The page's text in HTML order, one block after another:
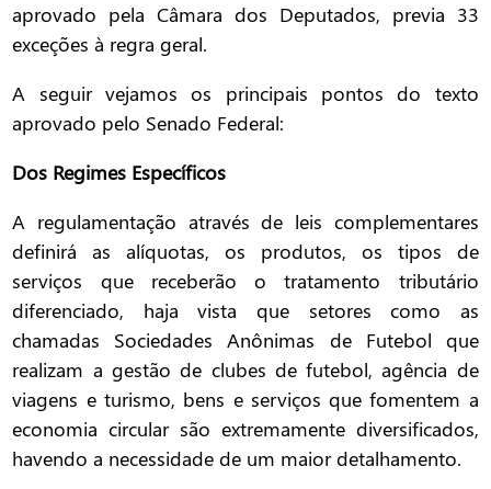
aprovado pela Câmara dos Deputados, previa 33
exceções à regra geral.
A seguir vejamos os principais pontos do texto
aprovado pelo Senado Federal:
Dos Regimes Específicos
A regulamentação através de leis complementares
definirá as alíquotas, os produtos, os tipos de
serviços que receberão o tratamento tributário
diferenciado, haja vista que setores como as
chamadas Sociedades Anônimas de Futebol que
realizam a gestão de clubes de futebol, agência de
viagens e turismo, bens e serviços que fomentem a
economia circular são extremamente diversificados,
havendo a necessidade de um maior detalhamento.